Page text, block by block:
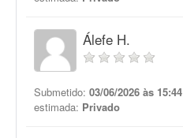
Álefe H.
Submetido: 03/06/2026 às 15:44
estimada: Privado